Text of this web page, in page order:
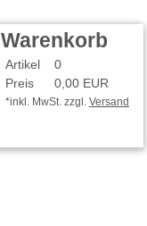
Warenkorb
Artikel
0
Preis
0,00 EUR
*inkl. MwSt. zzgl. Versand